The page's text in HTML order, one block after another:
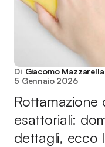
Di Giacomo Mazzarella
5 Gennaio 2026
Rottamazione
esattoriali:
dettagli, ecco